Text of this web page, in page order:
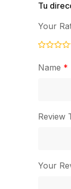
Tu
Review
Your
Your
Name *